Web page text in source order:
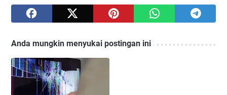
Anda mungkin menyukai postingan ini